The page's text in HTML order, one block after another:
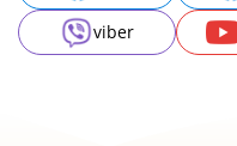
viber